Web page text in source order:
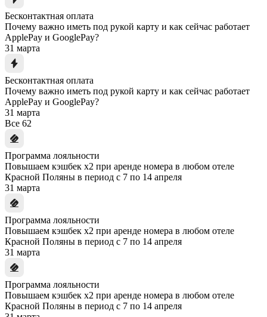
Бесконтактная оплата
Почему важно иметь под рукой карту и как сейчас работает
ApplePay и GooglePay?
31 марта
Бесконтактная оплата
Почему важно иметь под рукой карту и как сейчас работает
ApplePay и GooglePay?
31 марта
Все 62
Программа лояльности
Повышаем кэшбек x2 при аренде номера в любом отеле
Красной Поляны в период с 7 по 14 апреля
31 марта
Программа лояльности
Повышаем кэшбек x2 при аренде номера в любом отеле
Красной Поляны в период с 7 по 14 апреля
31 марта
Программа лояльности
Повышаем кэшбек x2 при аренде номера в любом отеле
Красной Поляны в период с 7 по 14 апреля